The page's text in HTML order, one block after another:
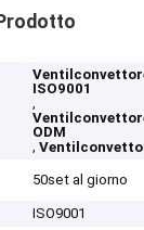
ISO9001
,
ODM
,
50set al giorno
ISO9001